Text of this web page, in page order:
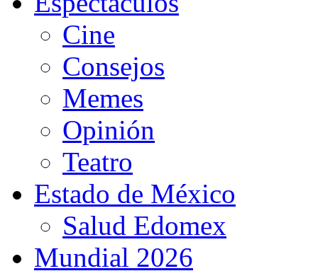
Cine
Consejos
Memes
Opinión
Teatro
Estado de México
Salud Edomex
Mundial 2026